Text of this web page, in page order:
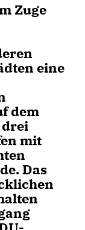
Zuge
eine
dem
drei
mit
Das